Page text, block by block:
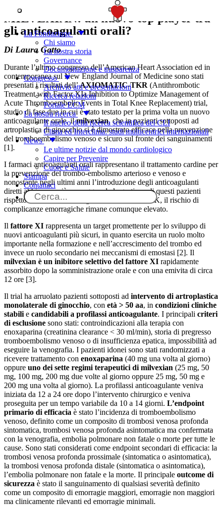
La Fondazione
Chi siamo
La nostra storia
Governance
Documentazione e trasparenza
Congresso
Archivio atti e presentazioni
Ricerca relazioni
Portale ECM
La nostra ricerca
Il nucleo della ricerca scientifica del CLI
Clima ed Interclima: studi multicentrici internazionali
News
Le ultime notizie dal mondo cardiologico
Capire per Prevenire
Cuore e Salute
Stampa
Contattaci
MILVEXIAN: un nuovo top player tra
gli anticoagulanti orali?
Di Laura Gatto
Durante l’ultimo congresso dell’American Heart Association ed in
contemporanea sul New England Journal of Medicine sono stati
presentati i risultati dell’AXIOMATIC-TKR (Antithrombotic
Treatment with Factor XIa Inhibition to Optimize Management of
Acute Thromboembolic Events in Total Knee Replacement) trial,
studio di fase due in cui è stato testato per la prima volta un nuovo
anticoagulante orale, ilmilvexian, che in pazienti sottoposti ad
artroplastica di ginocchio si è dimostrato efficace nella prevenzione
del tromboembolismo venoso e sicuro sul fronte dei sanguinamenti
[1].
I farmaci anticoagulanti orali rappresentano il trattamento cardine per
la prevenzione del trombo-embolismo arterioso e venoso e
nonostante negli ultimi anni l’introduzione degli anticoagulanti
diretti abbia reso più maneggevole la gestione di questi pazienti
rispetto ai tradizionali antagonisti della vitamina K, il rischio di
complicanze emorragiche rimane comunque elevato.
Il fattore XI rappresenta un target promettente per lo sviluppo di
nuovi anticoagulanti più sicuri, in quanto esercita un ruolo molto
importante nella formazione e nell’accrescimento del trombo ed
invece un ruolo secondario nei meccanismi di emostasi [2]. Il
milvexian è un inibitore selettivo del fattore XI rapidamente
assorbito dopo la somministrazione orale e con una emivita di circa
12 ore [3].
Il trial ha arruolato pazienti sottoposti ad intervento di artroplastica
monolaterale di ginocchio, con età > 50 aa, in condizioni cliniche
stabili e candidabili a profilassi anticoagulante. I principali criteri
di esclusione sono stati: controindicazioni alla terapia con
enoxaparina (creatinina clearance < 30 ml/min), storia di pregresso
tromboembolismo venoso o di insufficienza epatica, impossibilità ad
eseguire la venografia. I pazienti idonei sono stati randomizzati a
ricevere trattamento con enoxaparina (40 mg una volta al giorno)
oppure uno dei sette regimi terapeutici di milvexian (25 mg, 50
mg, 100 mg, 200 mg due volte al giorno oppure 25 mg, 50 mg e
200 mg una volta al giorno). La profilassi anticoagulante veniva
iniziata da 12 a 24 ore dopo l’intervento chirurgico e veniva
proseguita per un tempo variabile da 10 a 14 giorni. L’endpoint
primario di efficacia è stato l’incidenza di tromboembolismo
venoso, definito come un composito di trombosi venosa profonda
sintomatica, trombosi venosa profonda asintomatica ma confermata
con la venografia, embolia polmonare non fatale o morte per tutte le
cause. Sono stati considerati come endpoint secondari di efficacia: la
trombosi venosa profonda prossimale (sintomatica o asintomatica),
la trombosi venosa profonda distale (sintomatica o asintomatica),
l’embolia polmonare non fatale e la morte. Il principale outcome di
sicurezza è stato il sanguinamento di qualsiasi severità definito
come un composito di emorragie maggiori, emorragie non maggiori
ma clinicamente rilevanti ed emorragie minimali.